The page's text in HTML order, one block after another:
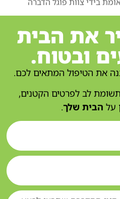
את הבית
ובטוח.
את הטיפול המתאים לכם.
לב לפרטים הקטנים,
על הבית שלך.